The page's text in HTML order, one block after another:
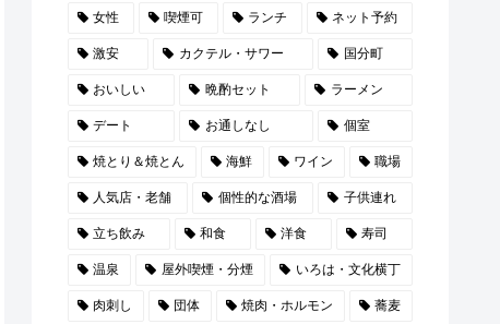
女性 喫煙可 ランチ ネット予約
激安 カクテル・サワー 国分町
おいしい 晩酌セット ラーメン
デート お通しなし 個室
焼とり＆焼とん 海鮮 ワイン 職場
人気店・老舗 個性的な酒場 子供連れ
立ち飲み 和食 洋食 寿司
温泉 屋外喫煙・分煙 いろは・文化横丁
肉刺し 団体 焼肉・ホルモン 蕎麦